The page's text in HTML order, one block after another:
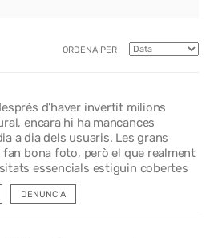
ORDENA PER
d’haver invertit milions
encara hi ha mancances
a dia dels usuaris. Les grans
bona foto, però el que realment
essencials estiguin cobertes
DENUNCIA